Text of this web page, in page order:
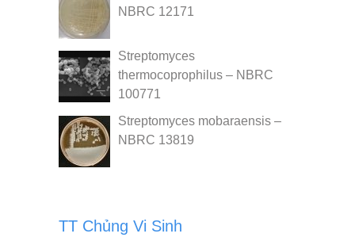
NBRC 12171
Streptomyces
thermocoprophilus – NBRC
100771
Streptomyces mobaraensis –
NBRC 13819
TT Chủng Vi Sinh